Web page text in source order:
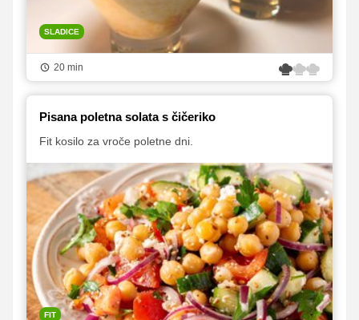
SLADICE
20 min
Pisana poletna solata s čičeriko
Fit kosilo za vroče poletne dni.
FIT